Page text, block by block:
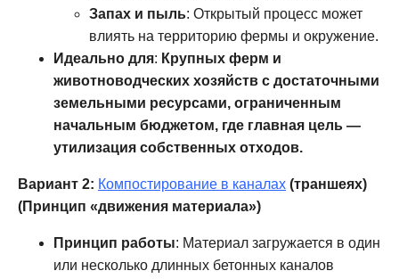
Запах и пыль: Открытый процесс может
влиять на территорию фермы и окружение.
Идеально для: Крупных ферм и
животноводческих хозяйств с достаточными
земельными ресурсами, ограниченным
начальным бюджетом, где главная цель —
утилизация собственных отходов.
Вариант 2: Компостирование в каналах (траншеях)
(Принцип «движения материала»)
Принцип работы: Материал загружается в один
или несколько длинных бетонных каналов